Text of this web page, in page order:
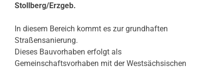
Stollberg/Erzgeb.
In diesem Bereich kommt es zur grundhaften
Straßensanierung.
Dieses Bauvorhaben erfolgt als
Gemeinschaftsvorhaben mit der Westsächsischen